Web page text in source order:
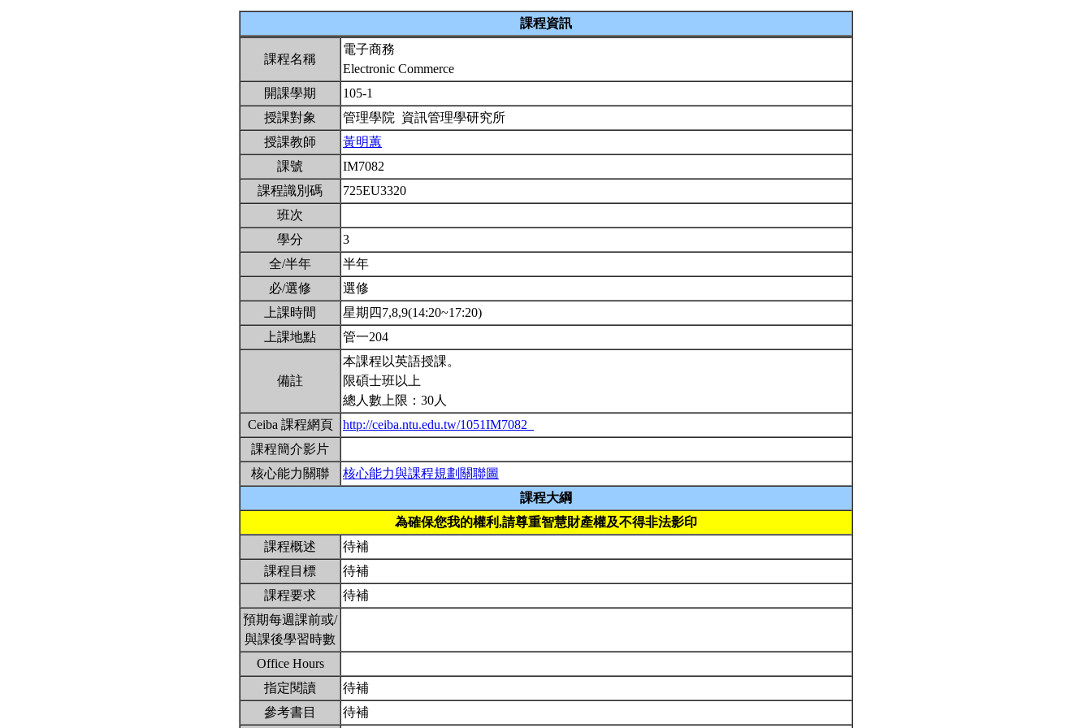
課程資訊
課程名稱
電子商務
Electronic Commerce
開課學期
105-1
授課對象
管理學院 資訊管理學研究所
授課教師
黃明蕙
課號
IM7082
課程識別碼
725EU3320
班次
學分
3
全/半年
半年
必/選修
選修
上課時間
星期四7,8,9(14:20~17:20)
上課地點
管一204
備註
本課程以英語授課。
限碩士班以上
總人數上限：30人
Ceiba 課程網頁
http://ceiba.ntu.edu.tw/1051IM7082_
課程簡介影片
核心能力關聯
核心能力與課程規劃關聯圖
課程大綱
為確保您我的權利,請尊重智慧財產權及不得非法影印
課程概述
待補
課程目標
待補
課程要求
待補
預期每週課前或/
與課後學習時數
Office Hours
指定閱讀
待補
參考書目
待補